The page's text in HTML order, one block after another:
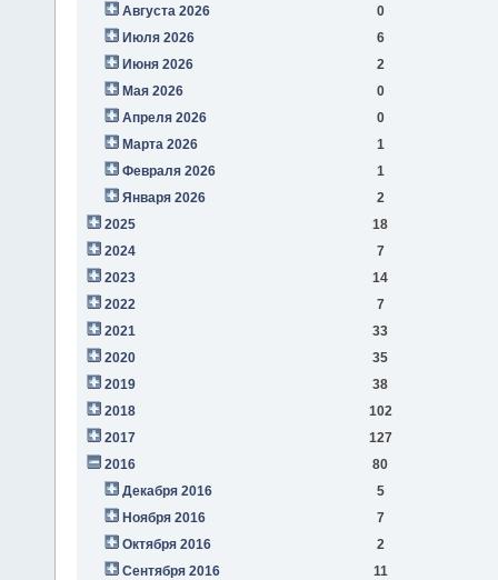
Августа 2026
0
Июля 2026
6
Июня 2026
2
Мая 2026
0
Апреля 2026
0
Марта 2026
1
Февраля 2026
1
Января 2026
2
2025
18
2024
7
2023
14
2022
7
2021
33
2020
35
2019
38
2018
102
2017
127
2016
80
Декабря 2016
5
Ноября 2016
7
Октября 2016
2
Сентября 2016
11